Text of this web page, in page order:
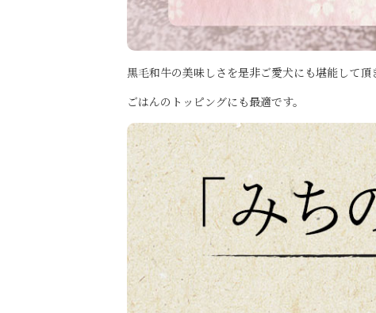
黒毛和牛の美味しさを是非ご愛犬にも堪能して頂
ごはんのトッピングにも最適です。